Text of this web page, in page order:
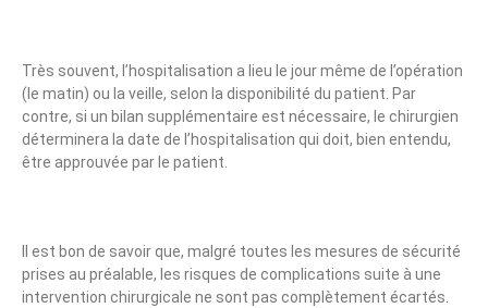
Très souvent, l’hospitalisation a lieu le jour même de l’opération
(le matin) ou la veille, selon la disponibilité du patient. Par
contre, si un bilan supplémentaire est nécessaire, le chirurgien
déterminera la date de l’hospitalisation qui doit, bien entendu,
être approuvée par le patient.
Il est bon de savoir que, malgré toutes les mesures de sécurité
prises au préalable, les risques de complications suite à une
intervention chirurgicale ne sont pas complètement écartés.